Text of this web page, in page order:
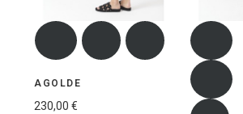
AGOLDE
230,00 €